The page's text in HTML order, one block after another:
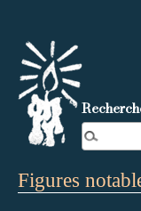
Figures